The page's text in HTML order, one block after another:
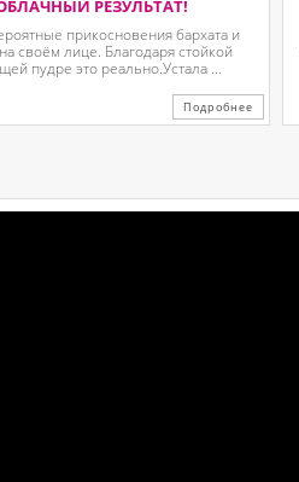
РЕЗУЛЬТАТ!
прикосновения бархата и
своём лице. Благодаря стойкой
пудре это реально.Устала ...
Подробнее